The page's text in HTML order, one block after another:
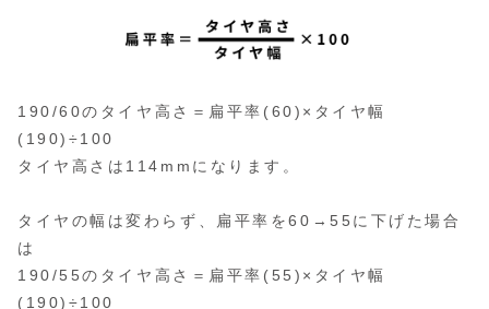
190/60のタイヤ高さ＝扁平率(60)×タイヤ幅
(190)÷100
タイヤ高さは114mmになります。
タイヤの幅は変わらず、扁平率を60→55に下げた場合
は
190/55のタイヤ高さ＝扁平率(55)×タイヤ幅
(190)÷100